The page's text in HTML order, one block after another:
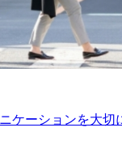
ケーションを大